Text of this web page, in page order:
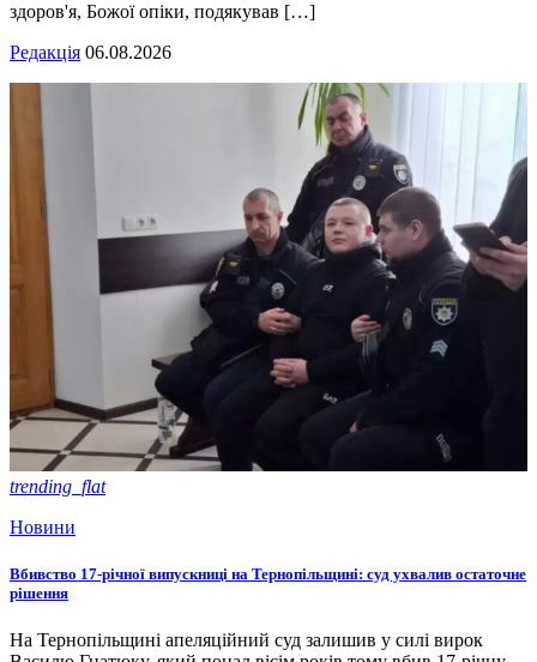
здоров'я, Божої опіки, подякував […]
Редакція 06.08.2026
trending_flat
Новини
Вбивство 17-річної випускниці на Тернопільщині: суд ухвалив остаточне
рішення
На Тернопільщині апеляційний суд залишив у силі вирок